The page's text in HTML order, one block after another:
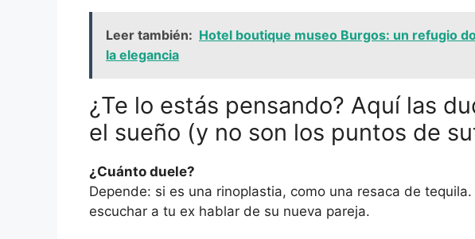
Leer también: Hotel boutique museo Burgos: un refugio
la elegancia
¿Te lo estás pensando? Aquí las
el sueño (y no son los puntos de
¿Cuánto duele?
Depende: si es una rinoplastia, como una resaca de
escuchar a tu ex hablar de su nueva pareja.